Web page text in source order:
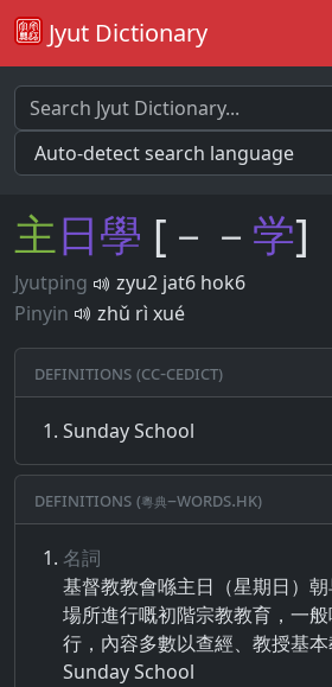
Jyut Dictionary
主日學 [－－ 学]
Jyutping
zyu2 jat6 hok6
Pinyin
zhǔ rì xué
Definitions (CC-CEDICT)
Sunday School
Definitions (粵典–words.hk)
名詞
基督教​教​會​喺​主​日​（​星期日​）​
場所進​行​嘅​初​階​宗教​教育​，​一
行​，​內容​多數​以​查經​、​教授​基本​
Sunday School